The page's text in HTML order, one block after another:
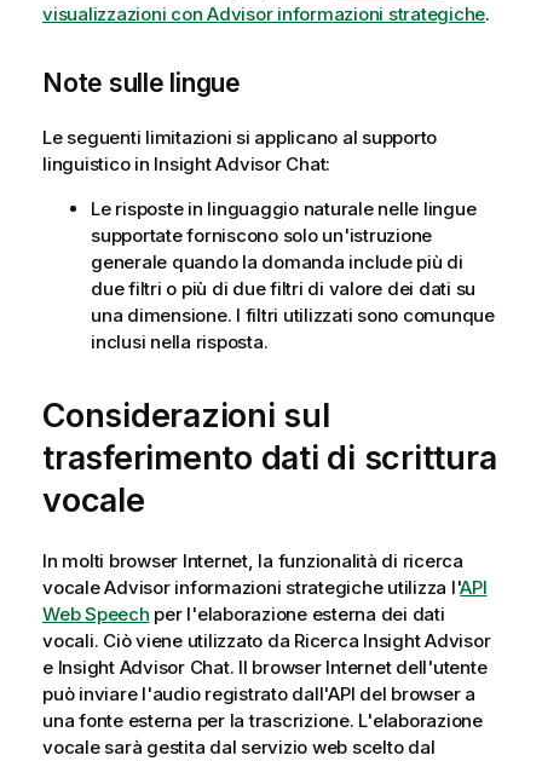
visualizzazioni con Advisor informazioni strategiche.
Note sulle lingue
Le seguenti limitazioni si applicano al supporto
linguistico in Insight Advisor Chat:
Le risposte in linguaggio naturale nelle lingue
supportate forniscono solo un'istruzione
generale quando la domanda include più di
due filtri o più di due filtri di valore dei dati su
una dimensione. I filtri utilizzati sono comunque
inclusi nella risposta.
Considerazioni sul
trasferimento dati di scrittura
vocale
In molti browser Internet, la funzionalità di ricerca
vocaleAdvisor informazioni strategicheutilizza l'API
Web Speech per l'elaborazione esterna dei dati
vocali. Ciò viene utilizzato da Ricerca Insight Advisor
e Insight Advisor Chat. Il browser Internet dell'utente
può inviare l'audio registrato dall'API del browser a
una fonte esterna per la trascrizione. L'elaborazione
vocale sarà gestita dal servizio web scelto dal